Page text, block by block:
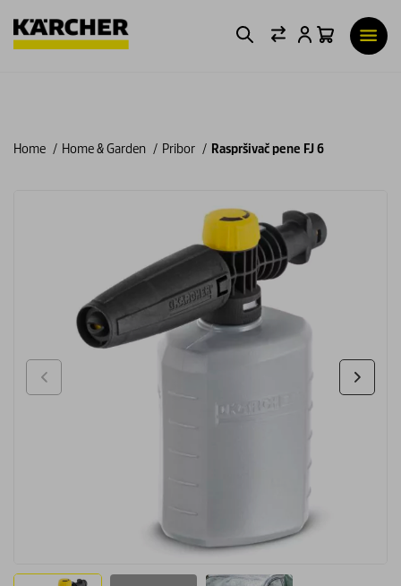
Home Home & Garden Pribor Raspršivač pene FJ 6